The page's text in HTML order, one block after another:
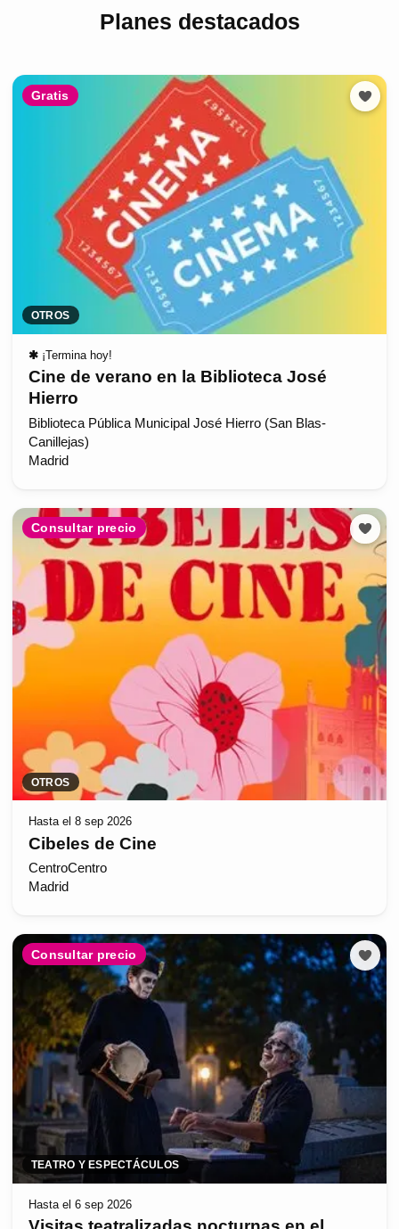
Planes destacados
Gratis
OTROS
✱ ¡Termina hoy!
Cine de verano en la Biblioteca José
Hierro
Biblioteca Pública Municipal José Hierro (San Blas-
Canillejas)
Madrid
Consultar precio
OTROS
Hasta el 8 sep 2026
Cibeles de Cine
CentroCentro
Madrid
Consultar precio
TEATRO Y ESPECTÁCULOS
Hasta el 6 sep 2026